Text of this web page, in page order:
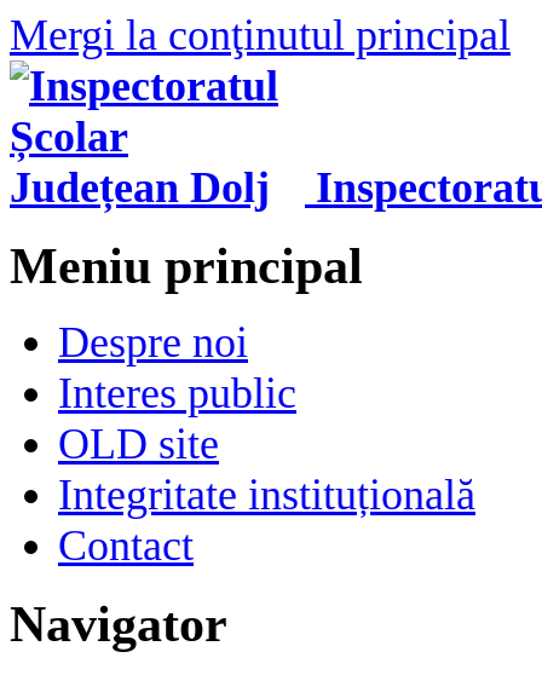
Mergi la conţinutul principal
Meniu principal
Despre noi
Interes public
OLD site
Integritate instituțională
Contact
Navigator